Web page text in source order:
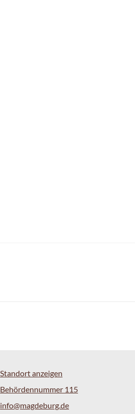
Standort anzeigen
Behördennummer 115
info@magdeburg.de